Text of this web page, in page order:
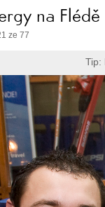
na Flédě
ze 77
Tip: